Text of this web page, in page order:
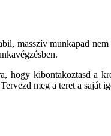
masszív munkapad
hogy kibontakoztasd a
meg a teret a